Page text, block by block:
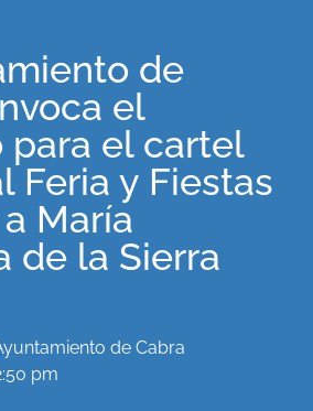
de
el
para el cartel
Feria y Fiestas
María
de la Sierra
de Cabra
pm